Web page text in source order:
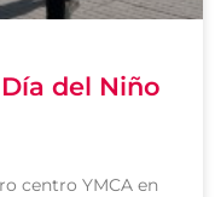
del Niño
centro YMCA en